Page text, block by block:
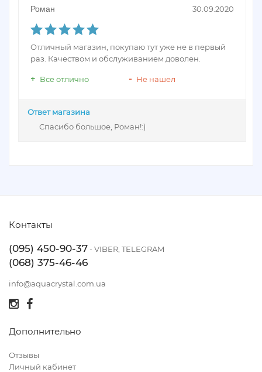
Роман 30.09.2020
Отличный магазин, покупаю тут уже не в первый
раз. Качеством и обслуживанием доволен.
Все отлично Не нашел
Ответ магазина
Спасибо большое, Роман!:)
Контакты
(095) 450-90-37- VIBER, TELEGRAM
(068) 375-46-46
info@aquacrystal.com.ua
Дополнительно
Отзывы
Личный кабинет